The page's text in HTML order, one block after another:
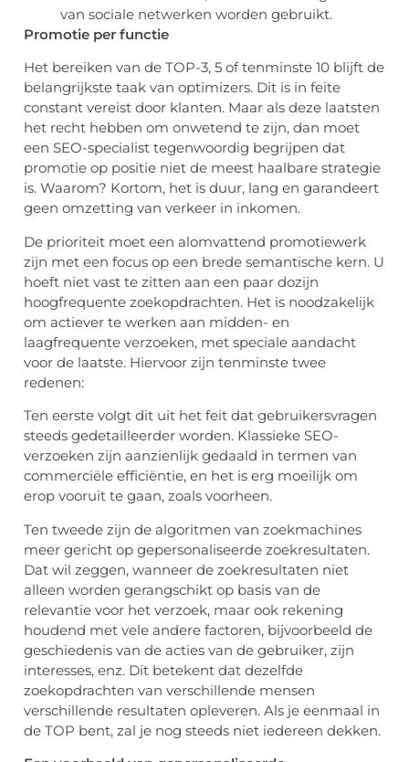
van sociale netwerken worden gebruikt.
Promotie per functie
Het bereiken van de TOP-3, 5 of tenminste 10 blijft de
belangrijkste taak van optimizers. Dit is in feite
constant vereist door klanten. Maar als deze laatsten
het recht hebben om onwetend te zijn, dan moet
een SEO-specialist tegenwoordig begrijpen dat
promotie op positie niet de meest haalbare strategie
is. Waarom? Kortom, het is duur, lang en garandeert
geen omzetting van verkeer in inkomen.
De prioriteit moet een alomvattend promotiewerk
zijn met een focus op een brede semantische kern. U
hoeft niet vast te zitten aan een paar dozijn
hoogfrequente zoekopdrachten. Het is noodzakelijk
om actiever te werken aan midden- en
laagfrequente verzoeken, met speciale aandacht
voor de laatste. Hiervoor zijn tenminste twee
redenen:
Ten eerste volgt dit uit het feit dat gebruikersvragen
steeds gedetailleerder worden. Klassieke SEO-
verzoeken zijn aanzienlijk gedaald in termen van
commerciële efficiëntie, en het is erg moeilijk om
erop vooruit te gaan, zoals voorheen.
Ten tweede zijn de algoritmen van zoekmachines
meer gericht op gepersonaliseerde zoekresultaten.
Dat wil zeggen, wanneer de zoekresultaten niet
alleen worden gerangschikt op basis van de
relevantie voor het verzoek, maar ook rekening
houdend met vele andere factoren, bijvoorbeeld de
geschiedenis van de acties van de gebruiker, zijn
interesses, enz. Dit betekent dat dezelfde
zoekopdrachten van verschillende mensen
verschillende resultaten opleveren. Als je eenmaal in
de TOP bent, zal je nog steeds niet iedereen dekken.